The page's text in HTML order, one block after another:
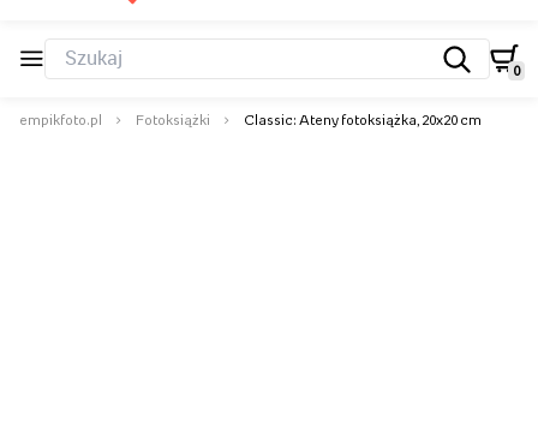
0
empikfoto.pl Fotoksiążki Classic: Ateny fotoksiążka, 20x20 cm